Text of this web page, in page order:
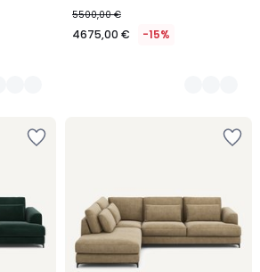
5500,00 €
4675,00 € -15%